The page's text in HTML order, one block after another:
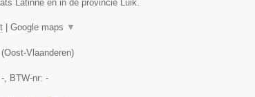
Latinne en in de provincie Luik.
| Google maps ▼
Oost-Vlaanderen)
-, BTW-nr: -